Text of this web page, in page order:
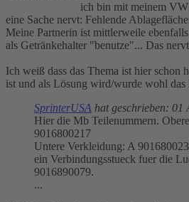
ich bin mit meinem
eine Sache nervt: Fehlende
Meine Partnerin ist mittlerweile
als Getränkehalter "benutze"... Das
Ich weiß dass das Thema ist hier schon
ist und als Lösung wird/wurde wohl das
SprinterUSA hat geschrieben: 01
Hier die Mb Teilenummern.
9016800217
Untere Verkleidung: A
ein Verbindungsstueck fuer die
9016890079.
...